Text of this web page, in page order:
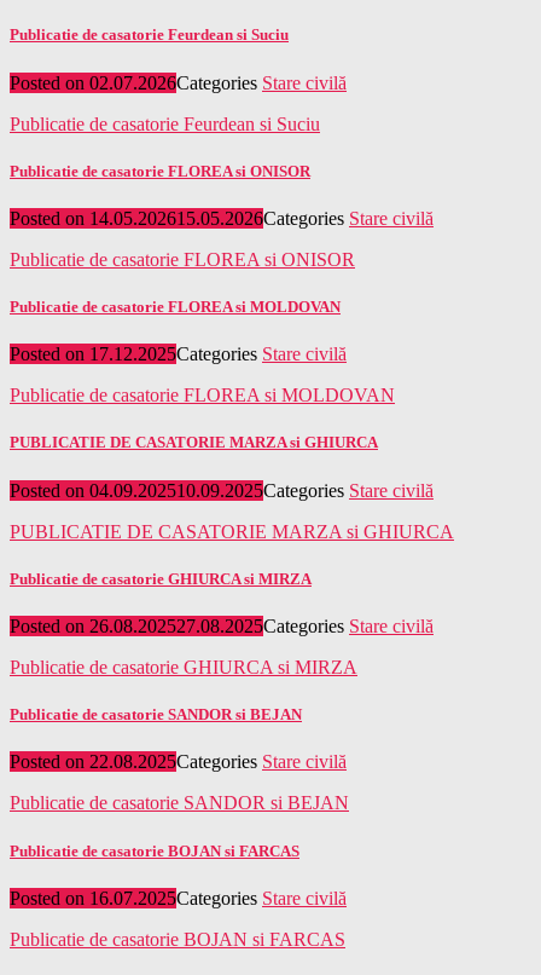
Publicatie de casatorie Feurdean si Suciu
Posted on 02.07.2026Categories Stare civilă
Publicatie de casatorie Feurdean si Suciu
Publicatie de casatorie FLOREA si ONISOR
Posted on 14.05.202615.05.2026Categories Stare civilă
Publicatie de casatorie FLOREA si ONISOR
Publicatie de casatorie FLOREA si MOLDOVAN
Posted on 17.12.2025Categories Stare civilă
Publicatie de casatorie FLOREA si MOLDOVAN
PUBLICATIE DE CASATORIE MARZA si GHIURCA
Posted on 04.09.202510.09.2025Categories Stare civilă
PUBLICATIE DE CASATORIE MARZA si GHIURCA
Publicatie de casatorie GHIURCA si MIRZA
Posted on 26.08.202527.08.2025Categories Stare civilă
Publicatie de casatorie GHIURCA si MIRZA
Publicatie de casatorie SANDOR si BEJAN
Posted on 22.08.2025Categories Stare civilă
Publicatie de casatorie SANDOR si BEJAN
Publicatie de casatorie BOJAN si FARCAS
Posted on 16.07.2025Categories Stare civilă
Publicatie de casatorie BOJAN si FARCAS